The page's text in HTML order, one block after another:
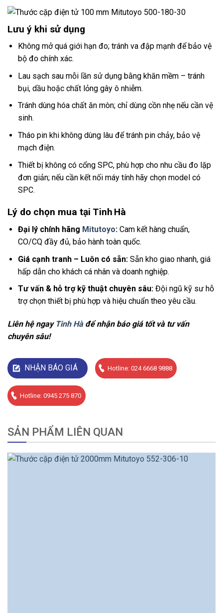
Lưu ý khi sử dụng
Không mở quá giới hạn đo; tránh va đập mạnh để bảo vệ
bộ đo chính xác.
Lau sạch sau mỗi lần sử dụng bằng khăn mềm – tránh
bụi, dầu hoặc chất lỏng gây ô nhiễm.
Tránh dùng hóa chất ăn mòn; chỉ dùng cồn nhẹ nếu cần vệ
sinh.
Tháo pin khi không dùng lâu để tránh pin chảy, bảo vệ
mạch điện.
Thiết bị không có cổng SPC, phù hợp cho nhu cầu đo lặp
đơn giản; nếu cần kết nối máy tính hãy chọn model có
SPC.
Lý do chọn mua tại Tinh Hà
Đại lý chính hãng Mitutoyo:Cam kết hàng chuẩn,
CO/CQ đầy đủ, bảo hành toàn quốc.
Giá cạnh tranh – Luôn có sẵn:Sẵn kho giao nhanh, giá
hấp dẫn cho khách cá nhân và doanh nghiệp.
Tư vấn & hỗ trợ kỹ thuật chuyên sâu:Đội ngũ kỹ sư hỗ
trợ chọn thiết bị phù hợp và hiệu chuẩn theo yêu cầu.
Liên hệ ngay Tinh Hàđể nhận báo giá tốt và tư vấn
chuyên sâu!
NHẬN BÁO GIÁ Hotline: 024 6668 9888
Hotline: 0945 275 870
SẢN PHẨM LIÊN QUAN